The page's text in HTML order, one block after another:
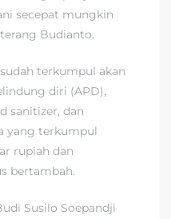
secepat mungkin
Budianto.
terkumpul akan
diri (APD),
sanitizer, dan
yang terkumpul
rupiah dan
bertambah.
Susilo Soepandji